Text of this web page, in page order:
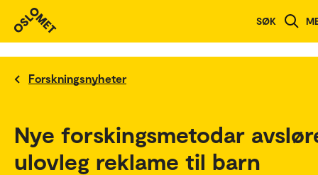
SØK
Forskningsnyheter
Nye forskingsmetodar
ulovleg reklame til barn